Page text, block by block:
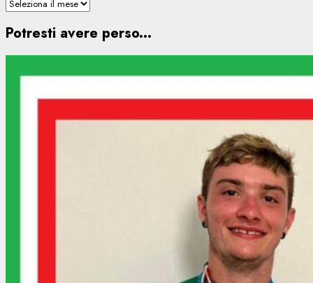
Potresti avere perso...